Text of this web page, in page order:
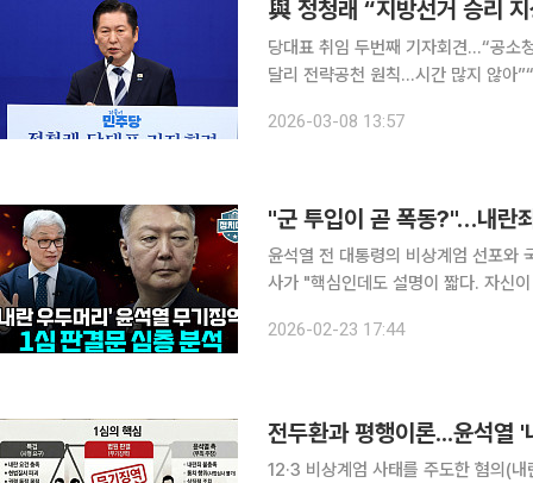
與 정청래 “지방선거 승리
당대표 취임 두번째 기자회견…“공소
달리 전략공천 원칙…시간 많지 않아
대표는 8일 “6·3 지방선거 승리는 당
2026-03-08 13:57
"군 투입이 곧 폭동?"…내란
윤석열 전 대통령의 비상계엄 선포와
사가 "핵심인데도 설명이 짧다. 자신이 없으
이를 해석할 대법원 판례가 사실상
2026-02-23 17:44
전두환과 평행이론...윤석열
12·3 비상계엄 사태를 주도한 혐의(